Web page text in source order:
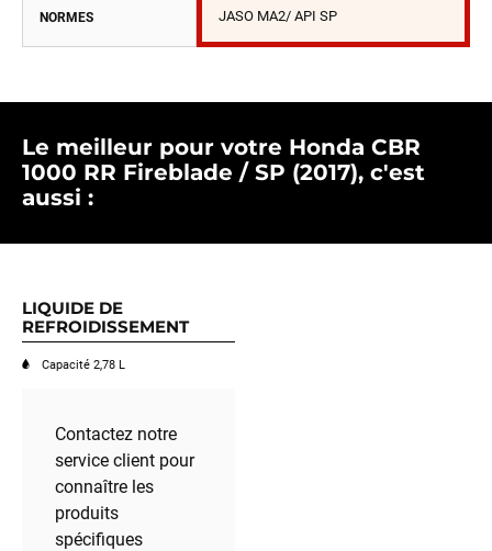
NORMES JASO MA2/ API SP
Le meilleur pour votre Honda CBR
1000 RR Fireblade / SP (2017), c'est
aussi :
LIQUIDE DE
REFROIDISSEMENT
Capacité 2,78 L
Contactez notre
service client pour
connaître les
produits
spécifiques